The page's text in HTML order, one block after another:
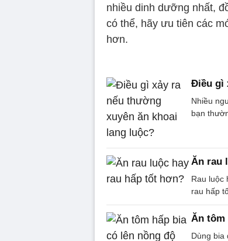
nhiều dinh dưỡng nhất,
có thể, hãy ưu tiên các
hơn.
Điều gì
Nhiều
bạn
Ăn rau
Rau luộc
rau hấp
Ăn tôm
Dùng bia